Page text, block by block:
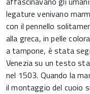
legature venivano
con il pennello
alla greca, in pelle
a tampone, è stata
Venezia su un testo
nel 1503. Quando la
il montaggio del cuoio